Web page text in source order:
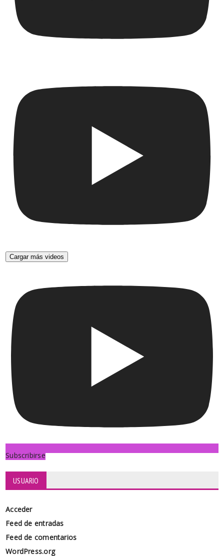
Cargar más videos
Subscribirse
USUARIO
Acceder
Feed de entradas
Feed de comentarios
WordPress.org